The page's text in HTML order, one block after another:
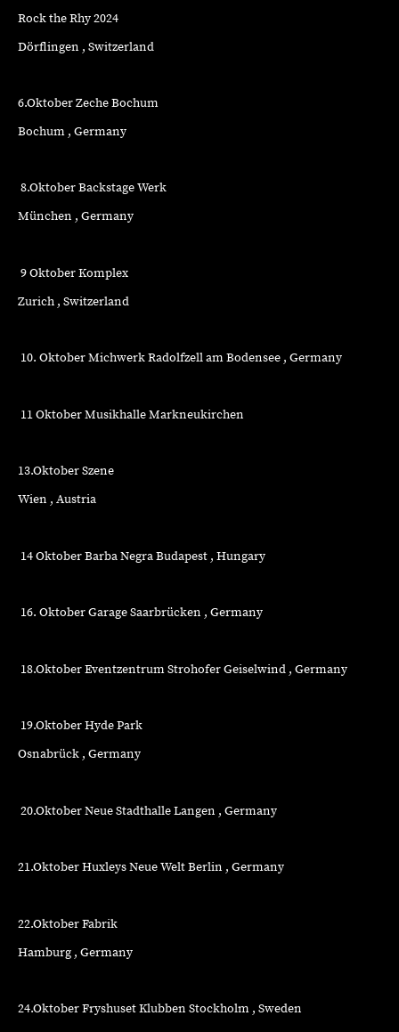
Rock the Rhy 2024
Dörflingen , Switzerland
6.Oktober Zeche Bochum
Bochum , Germany
8.Oktober Backstage Werk
München , Germany
9 Oktober Komplex
Zurich , Switzerland
10. Oktober Michwerk Radolfzell am Bodensee , Germany
11 Oktober Musikhalle Markneukirchen
13.Oktober Szene
Wien , Austria
14 Oktober Barba Negra Budapest , Hungary
16. Oktober Garage Saarbrücken , Germany
18.Oktober Eventzentrum Strohofer Geiselwind , Germany
19.Oktober Hyde Park
Osnabrück , Germany
20.Oktober Neue Stadthalle Langen , Germany
21.Oktober Huxleys Neue Welt Berlin , Germany
22.Oktober Fabrik
Hamburg , Germany
24.Oktober Fryshuset Klubben Stockholm , Sweden